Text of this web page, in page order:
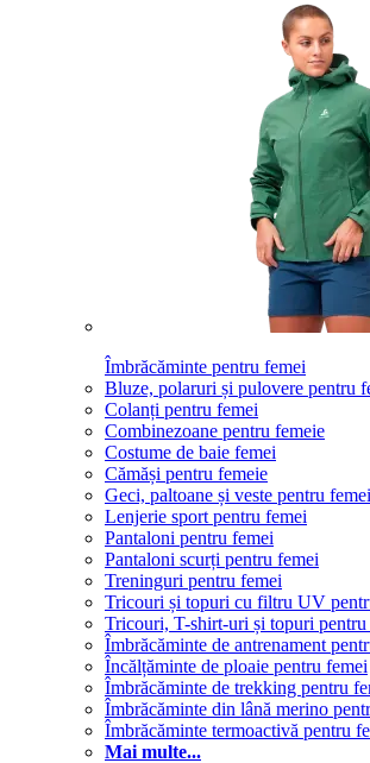
Îmbrăcăminte pentru femei
Bluze, polaruri și pulovere pentru
Colanți pentru femei
Combinezoane pentru femeie
Costume de baie femei
Cămăși pentru femeie
Geci, paltoane și veste pentru femei
Lenjerie sport pentru femei
Pantaloni pentru femei
Pantaloni scurți pentru femei
Treninguri pentru femei
Tricouri și topuri cu filtru UV
Tricouri, T-shirt-uri și topuri pentru
Îmbrăcăminte de antrenament
Încălțăminte de ploaie pentru femei
Îmbrăcăminte de trekking pentru
Îmbrăcăminte din lână merino
Îmbrăcăminte termoactivă pentru
Mai multe...